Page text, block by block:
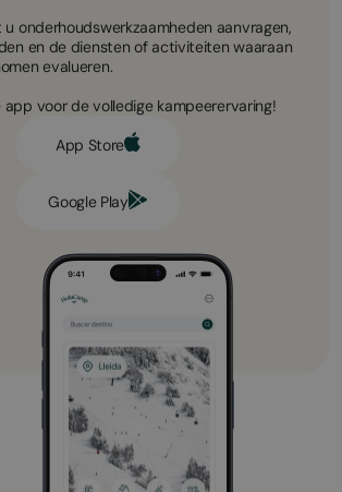
u onderhoudswerkzaamheden aanvragen,
en de diensten of activiteiten waaraan
evalueren.
app voor de volledige kampeerervaring!
App Store
Google Play